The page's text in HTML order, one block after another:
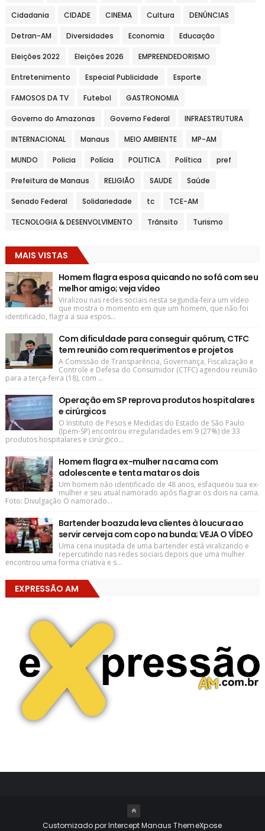
Cidadania CIDADE CINEMA Cultura DENÚNCIAS
Detran-AM Diversidades Economia Educação
Eleições 2022 Eleições 2026 EMPREENDEDORISMO
Entretenimento Especial Publicidade Esporte
FAMOSOS DA TV Futebol GASTRONOMIA
Governo do Amazonas Governo Federal INFRAESTRUTURA
INTERNACIONAL Manaus MEIO AMBIENTE MP-AM
MUNDO Policia Polícia POLITICA Política pref
Prefeitura de Manaus RELIGIÃO SAUDE Saúde
Senado Federal Solidariedade tc TCE-AM
TECNOLOGIA & DESENVOLVIMENTO Trânsito Turismo
MAIS VISTAS
Homem flagra esposa quicando no sofá com seu
melhor amigo; veja vídeo
Viralizou nas redes sociais nesta segunda-feira um vídeo
que mostra o momento em que um homem, que não foi
identificado, flagra a sua espos...
Com dificuldade para conseguir quórum, CTFC
tem reunião com requerimentos e projetos
A Comissão de Transparência, Governança, Fiscalização e
Controle e Defesa do Consumidor (CTFC) agendou reunião
para a terça-feira (18), com ...
Operação em SP reprova produtos hospitalares
e cirúrgicos
O Instituto de Pesos e Medidas do Estado de São Paulo
(Ipem-SP) encontrou irregularidades em 9 (27%) de 33
produtos hospitalares e cirúrgico...
Homem flagra ex-mulher na cama com
adolescente e tenta matar os dois
Um homem não identificado de 48 anos, esfaqueou sua ex-
mulher e seu atual namorado após flagrar os dois na cama.
Foto: Divulgação O namorado...
Bartender boazuda leva clientes à loucura ao
servir cerveja com copo na bunda; VEJA O VÍDEO
Uma cena inusitada de uma bartender está viralizando e
repercutindo nas redes sociais depois que uma mulher
encontrou uma forma criativa e s...
EXPRESSÃO AM
Customizado por Intercept ManausThemeXpose